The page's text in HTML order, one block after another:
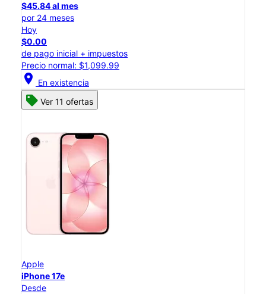
$45.84 al mes
por 24 meses
Hoy
$0.00
de pago inicial + impuestos
Precio normal: $1,099.99
location_on En existencia
Ver 11 ofertas
Apple
iPhone 17e
Desde